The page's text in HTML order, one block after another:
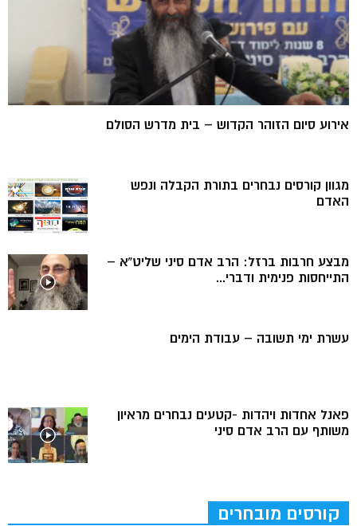
אירוע סיום הזוהר הקדוש – בית מדרש הסולם
מגוון קורסים נבחרים בתורת הקבלה ונפש
האדם
מבצע חרבות ברזל: הרב אדם סיני שליט”א –
התייחסות פנימית ודברי...
עשרת ימי תשובה – עבודת הימים
פאנל אחדות ויהדות -קטעים נבחרים מראיון
משותף עם הרב אדם סיני
קורסים מובחרים